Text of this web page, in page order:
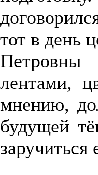
тот в день
Петровны
лентами,
мнению,
будущей
заручиться